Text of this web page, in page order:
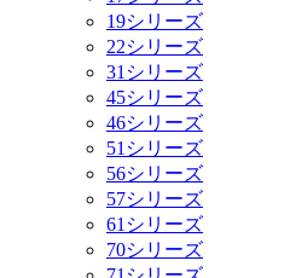
19シリーズ
22シリーズ
31シリーズ
45シリーズ
46シリーズ
51シリーズ
56シリーズ
57シリーズ
61シリーズ
70シリーズ